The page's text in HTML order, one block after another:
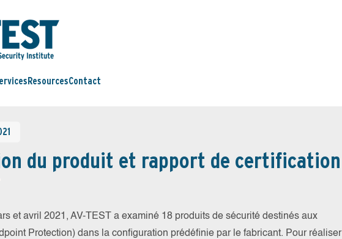
ResourcesContact
du produit et rapport de certification
et avril 2021, AV-TEST a examiné 18 produits de sécurité destinés aux
Protection) dans la configuration prédéfinie par le fabricant. Pour réaliser